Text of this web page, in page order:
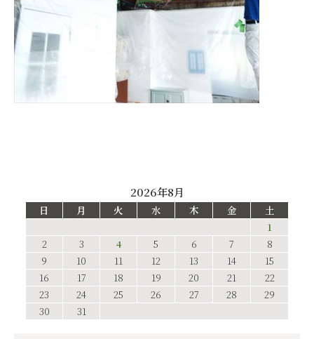
2026年8月
日 月 火 水 木 金
土
1
2
3 4 5 6 7
8
9
10 11 12 13 14
15
16
17 18 19 20 21
22
23
24 25 26 27 28
29
30
31